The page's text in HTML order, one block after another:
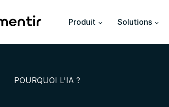
Produit Solutions
POURQUOI L'IA ?